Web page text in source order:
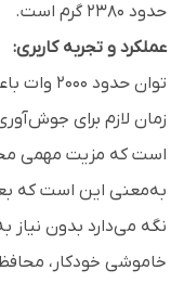
حدود ۲۳۸۰ گرم است.
عملکرد و تجربه کاربری:
توان
زمان لازم برای
است که مزیت مهمی
به‌معنی این است که
نگه می‌دارد بدون نیاز
خاموشی خودکار،